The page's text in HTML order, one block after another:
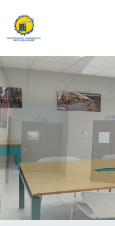
Communities & Collections
All of DSpace
Statistics